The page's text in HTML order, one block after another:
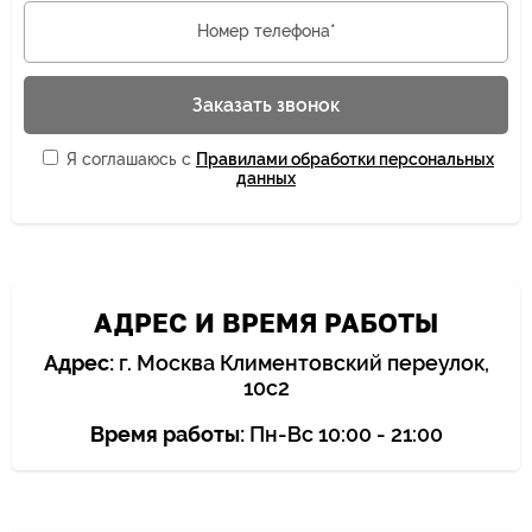
Номер телефона*
Заказать звонок
Я соглашаюсь с Правилами обработки персональных
данных
АДРЕС И ВРЕМЯ РАБОТЫ
Адрес:г. Москва Климентовский переулок,
10с2
Время работы:Пн-Вс 10:00 - 21:00